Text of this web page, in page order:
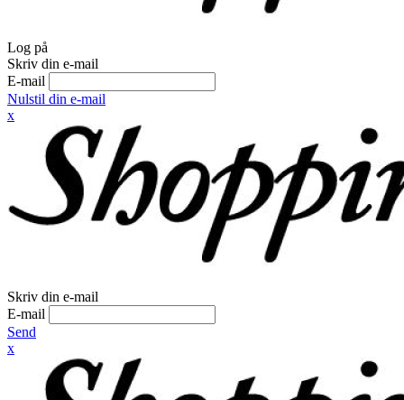
Log på
Skriv din e-mail
E-mail
Nulstil din e-mail
x
Skriv din e-mail
E-mail
Send
x